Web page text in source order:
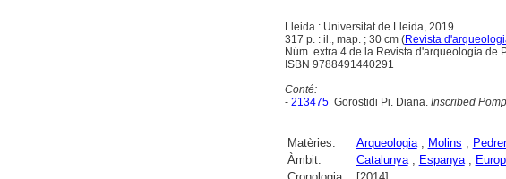
Lleida : Universitat de Lleida, 2019
317 p. : il., map. ; 30 cm (Revista
Núm. extra 4 de la Revista d'arqueologia de
ISBN 9788491440291
Conté:
- 213475Gorostidi Pi. Diana. Inscribed
Matèries: Arqueologia; Molins ;
Àmbit:
Catalunya; Espanya;